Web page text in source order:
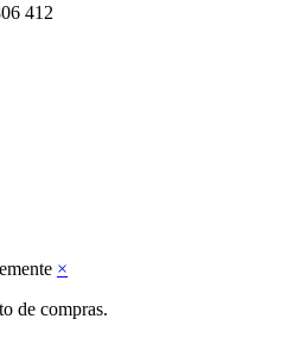
412
×
de compras.